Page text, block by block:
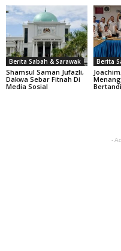
Berita Sabah & Sarawak
Shamsul Saman Jufazli,
Dakwa Sebar Fitnah Di
Media Sosial
Berita
-